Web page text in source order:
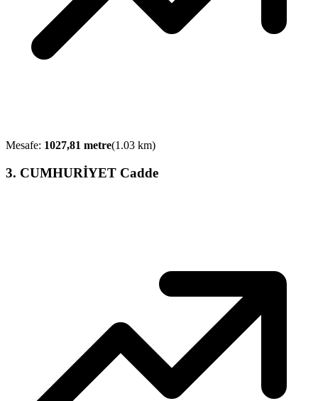
Mesafe: 1027,81 metre(1.03 km)
3. CUMHURİYET Cadde